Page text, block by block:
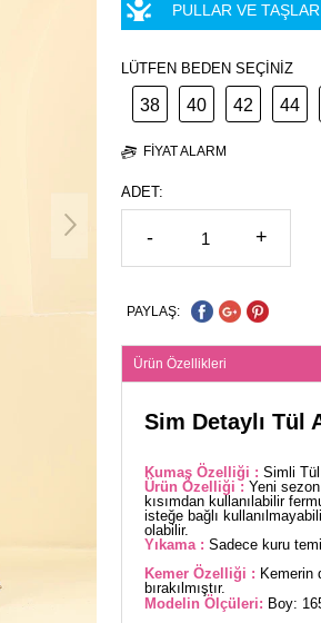
PULLAR VE
LÜTFEN BEDEN SEÇİNİZ
38 40 42 44
FIYAT ALARM
ADET:
- +
PAYLAŞ:
Ürün Özellikleri
Sim Detaylı Tül
Kumaş Özelliği : Simli
Ürün Özelliği : Yeni
kısımdan kullanılabilir
isteğe bağlı
olabilir.
Yıkama : Sadece kuru
Kemer Özelliği : Kemerin
bırakılmıştır.
Modelin Ölçüleri: Boy: